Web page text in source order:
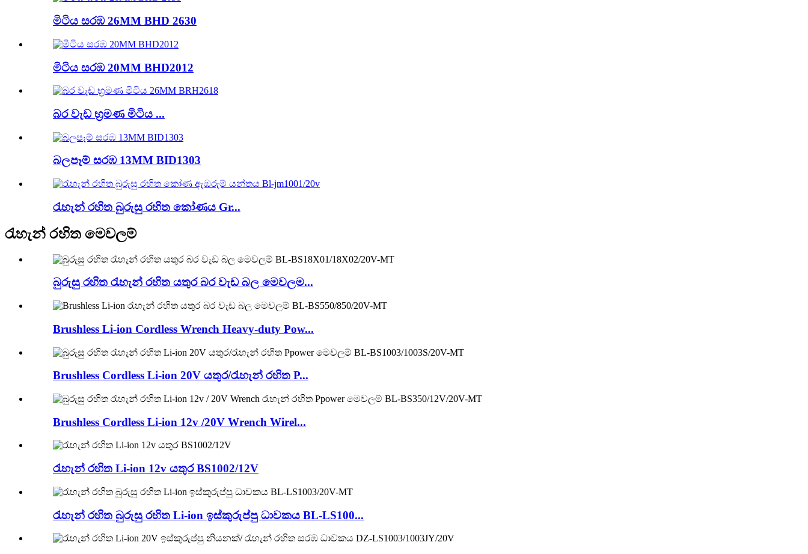
මිටිය සරඹ 26MM BHD 2630
මිටිය සරඹ 20MM BHD2012
බර වැඩ භ්‍රමණ මිටිය ...
බලපෑම් සරඹ 13MM BID1303
රැහැන් රහිත බුරුසු රහිත කෝණය Gr...
රැහැන් රහිත මෙවලම්
බුරුසු රහිත රැහැන් රහිත යතුර බර වැඩ බල මෙවලම...
Brushless Li-ion Cordless Wrench Heavy-duty Pow...
Brushless Cordless Li-ion 20V යතුර/රැහැන් රහිත P...
Brushless Cordless Li-ion 12v /20V Wrench Wirel...
රැහැන් රහිත Li-ion 12v යතුර BS1002/12V
රැහැන් රහිත බුරුසු රහිත Li-ion ඉස්කුරුප්පු ධාවකය BL-LS100...